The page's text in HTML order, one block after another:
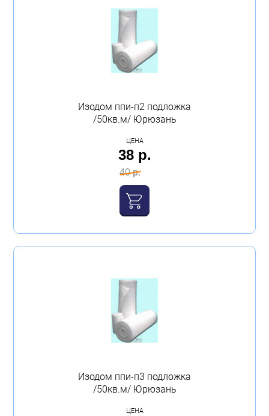
Изодом ппи-п2 подложка
/50кв.м/ Юрюзань
ЦЕНА
38 р.
40 р.
Изодом ппи-п3 подложка
/50кв.м/ Юрюзань
ЦЕНА